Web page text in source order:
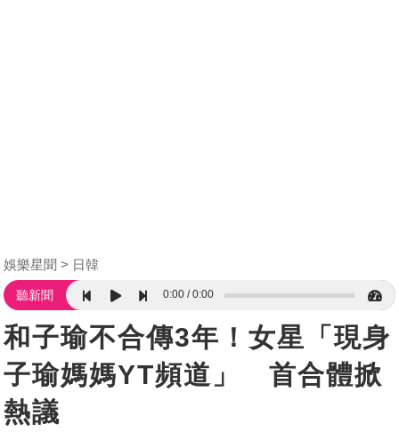
娛樂星聞 日韓
聽新聞 0:00 0:00
和子瑜不合傳3年！女星「現身
子瑜媽媽YT頻道」 首合體掀
熱議